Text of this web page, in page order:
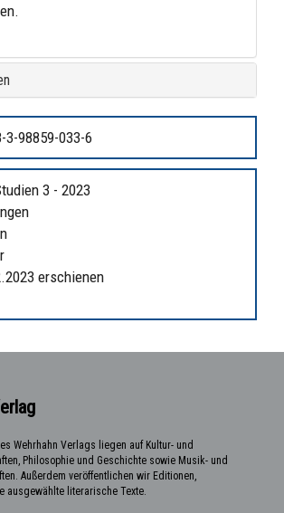
3-98859-033-6
3 - 2023
erschienen
Wehrhahn Verlags liegen auf Kultur- und
Philosophie und Geschichte sowie Musik- und
Außerdem veröffentlichen wir Editionen,
ausgewählte literarische Texte.